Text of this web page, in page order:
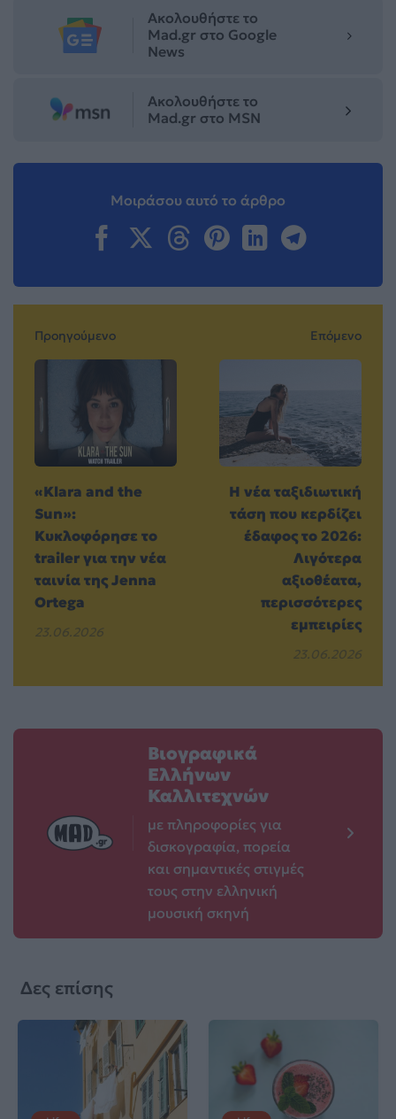
Ακολουθήστε το
Mad.gr στο Google
News
Ακολουθήστε το
Mad.gr στο MSN
Μοιράσου αυτό το άρθρο
Προηγούμενο
«Klara and the
Sun»:
Κυκλοφόρησε το
trailer για την νέα
ταινία της Jenna
Ortega
23.06.2026
Επόμενο
Η νέα ταξιδιωτική
τάση που κερδίζει
έδαφος το 2026:
Λιγότερα
αξιοθέατα,
περισσότερες
εμπειρίες
23.06.2026
Βιογραφικά
Ελλήνων
Καλλιτεχνών
με πληροφορίες για
δισκογραφία, πορεία
και σημαντικές στιγμές
τους στην ελληνική
μουσική σκηνή
Δες επίσης